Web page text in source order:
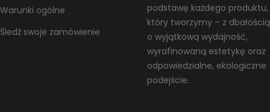
Wymiany
Najszybszym sposobem na otrzymanie tego, czego chcesz, jest
zwrot posiadanego produktu, a po zaakceptowaniu zwrotu
złożenie nowego zamówienia na wybrany produkt.
Unia Europejska – 14 dni na odstąpienie od umowy
Warunki ogólne
Śledź swoje zamówienie
podstawę każdego produktu,
który tworzymy – z dbałością
o wyjątkową wydajność,
wyrafinowaną estetykę oraz
odpowiedzialne, ekologiczne
podejście.